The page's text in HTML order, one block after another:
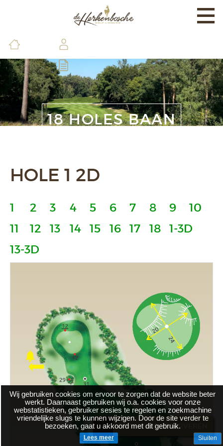
Wij gebruiken cookies om ervoor te zorgen dat de website beter
werkt. Daarnaast gebruiken wij o.a. cookies voor onze
webstatistieken, gebruiker sesies te regelen en zoekmachine
vriendelijke slugs te kunnen wijzigen. Door de site verder te
bezoeken, gaat u akkoord met dit gebruik.
Lees meer Sluiten
EXPERIENCE
BANEN & LAND
BRASSERIE & FACILITEITEN
DE GOLFSCHOOL18 HOLES BAAN
HOLE 1 2D
1 2 3 4 5 6 7 8 9
10
11
12 13 14 15 16 17 18
1-3D
13-3D
BRASSERIE RESERVEREN